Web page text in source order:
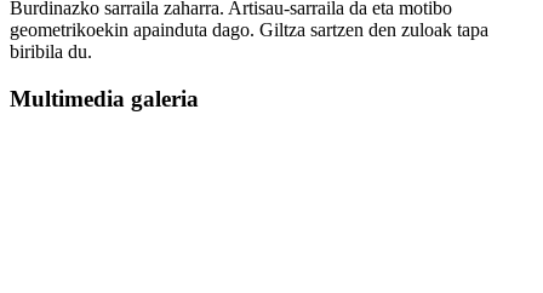
Burdinazko sarraila zaharra. Artisau-sarraila da eta motibo
geometrikoekin apainduta dago. Giltza sartzen den zuloak tapa
biribila du.
Multimedia galeria